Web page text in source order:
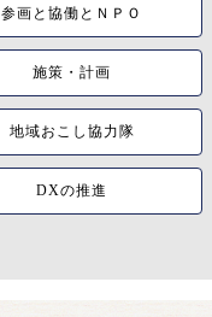
参画と協働とＮＰＯ
施策・計画
地域おこし協力隊
DXの推進